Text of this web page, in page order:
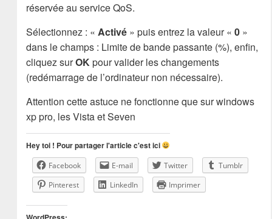
réservée au service QoS.
Sélectionnez : « Activé» puis entrez la valeur « 0»
dans le champs : Limite de bande passante (%), enfin,
cliquez surOKpour valider les changements
(redémarrage de l’ordinateur non nécessaire).
Attention cette astuce ne fonctionne que sur windows
xp pro, les Vista et Seven
Hey toi ! Pour partager l'article c'est ici
Facebook E-mail Twitter
Tumblr
Pinterest
LinkedIn Imprimer